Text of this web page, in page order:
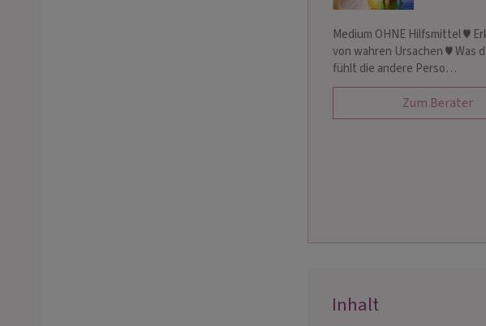
Medium OHNE Hilfsmittel ♥
von wahren Ursachen ♥ Was
fühlt die andere Perso…
Zum Berater
Inhalt